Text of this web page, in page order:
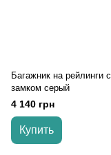
Багажник на рейлинги с
замком серый
4 140 грн
Купить